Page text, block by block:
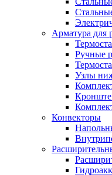
Арматура для
Ручные
Узлы
Конвекторы